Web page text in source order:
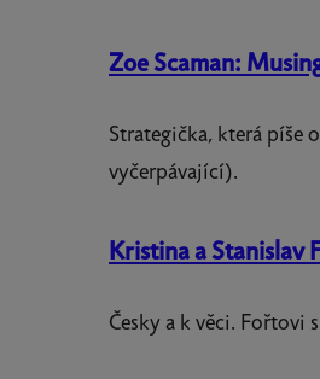
Zoe Scaman:
Strategička, která píše
vyčerpávající).
Kristina a Stanislav
Česky a k věci. Fořtovi